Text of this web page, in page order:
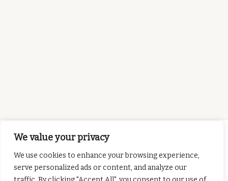
We value your privacy
We use cookies to enhance your browsing experience,
serve personalized ads or content, and analyze our
El presente proyecto